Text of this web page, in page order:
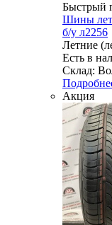
Быстрый
Шины
б/у л2256
Летние
Есть в
Склад:
Акция